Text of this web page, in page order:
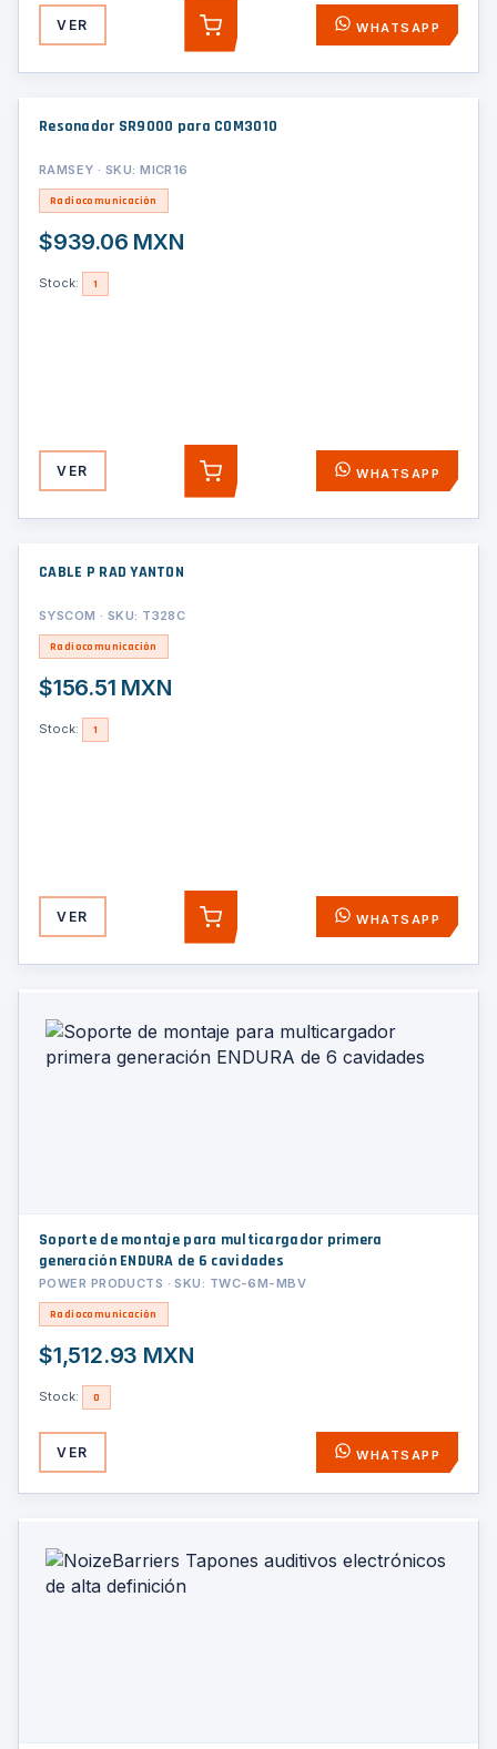
VER AGREGAR WHATSAPP
Resonador SR9000 para COM3010
RAMSEY · SKU: MICR16
Radiocomunicación
$939.06 MXN
Stock: 1
VER AGREGAR WHATSAPP
CABLE P RAD YANTON
SYSCOM · SKU: T328C
Radiocomunicación
$156.51 MXN
Stock: 1
VER AGREGAR WHATSAPP
Soporte de montaje para multicargador primera
generación ENDURA de 6 cavidades
POWER PRODUCTS · SKU: TWC-6M-MBV
Radiocomunicación
$1,512.93 MXN
Stock: 0
VER WHATSAPP